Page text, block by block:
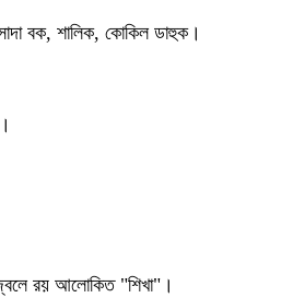
বক, শালিক, কোকিল ডাহুক।
রয় আলোকিত "শিখা"।